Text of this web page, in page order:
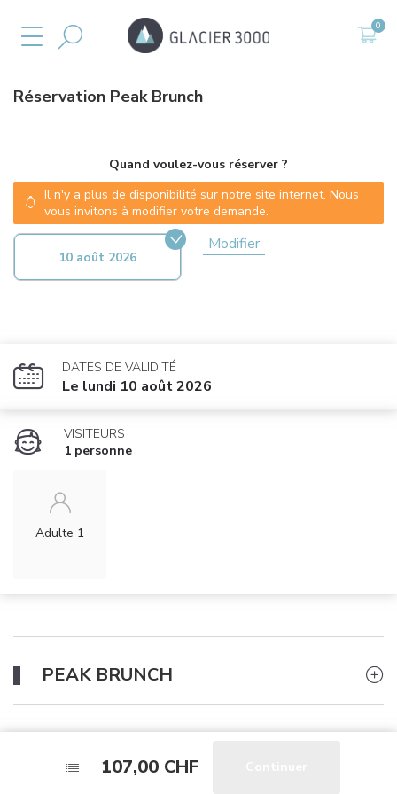
Réservation Peak Brunch
Quand voulez-vous réserver ?
Il n'y a plus de disponibilité sur notre site internet. Nous
vous invitons à modifier votre demande.
10 août 2026
Modifier
DATES DE VALIDITÉ
Le lundi 10 août 2026
VISITEURS
1 personne
Adulte 1
107,00 CHF
PEAK BRUNCH
107,00 CHF